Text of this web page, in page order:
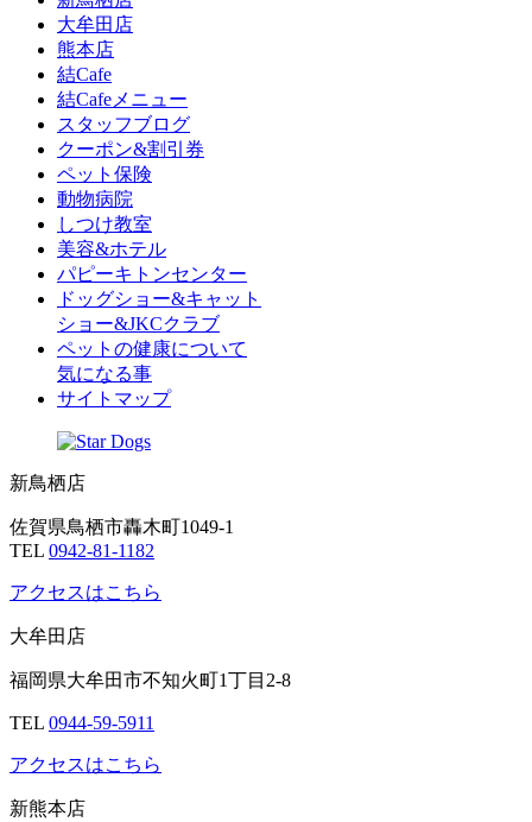
大牟田店
熊本店
結Cafe
結Cafeメニュー
スタッフブログ
クーポン&割引券
ペット保険
動物病院
しつけ教室
美容&ホテル
パピーキトンセンター
ドッグショー&キャット
ショー&JKCクラブ
ペットの健康について
気になる事
サイトマップ
新鳥栖店
佐賀県鳥栖市轟木町1049-1
TEL 0942-81-1182
アクセスはこちら
大牟田店
福岡県大牟田市不知火町1丁目2-8
TEL 0944-59-5911
アクセスはこちら
新熊本店